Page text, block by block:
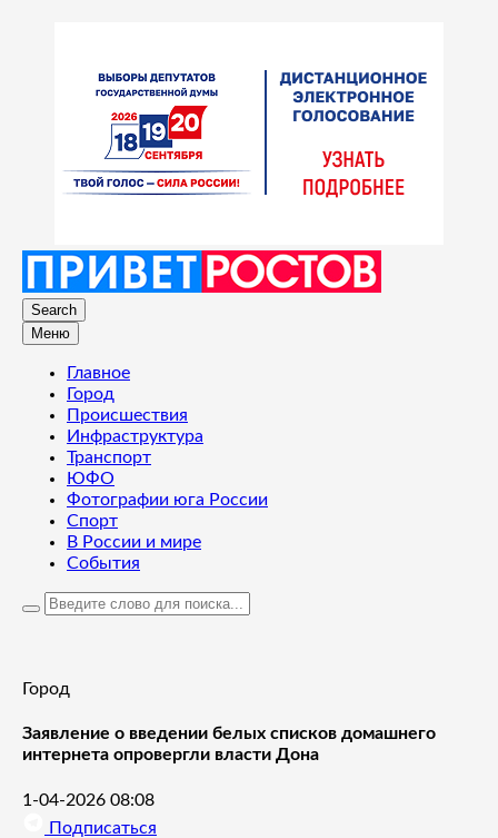
Search
Меню
Главное
Город
Происшествия
Инфраструктура
Транспорт
ЮФО
Фотографии юга России
Спорт
В России и мире
События
Город
Заявление о введении белых списков домашнего
интернета опровергли власти Дона
1-04-2026 08:08
Подписаться